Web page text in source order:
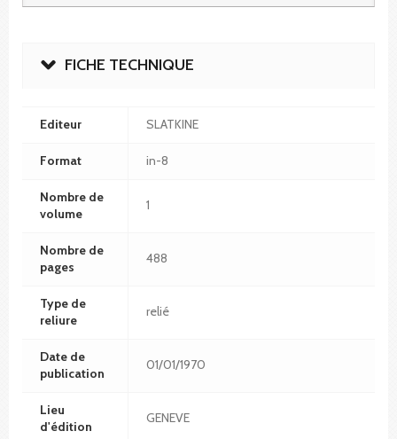
FICHE TECHNIQUE
Editeur SLATKINE
Format in-8
Nombre de
volume
1
Nombre de
pages
488
Type de
reliure
relié
Date de
publication
01/01/1970
Lieu
d'édition
GENEVE